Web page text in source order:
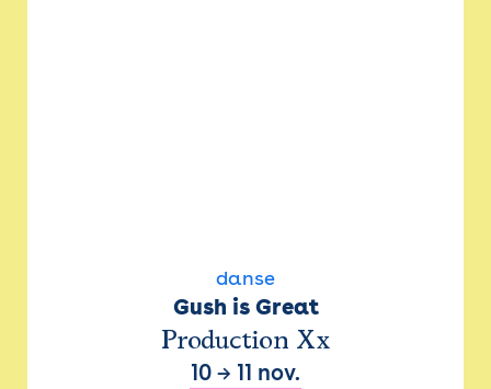
danse
Gush is Great
Production Xx
10 → 11 nov.